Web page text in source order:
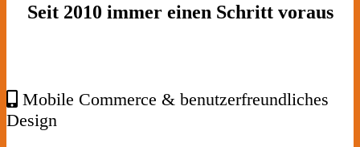
Seit 2010 immer einen Schritt voraus
Mobile Commerce & benutzerfreundliches
Design